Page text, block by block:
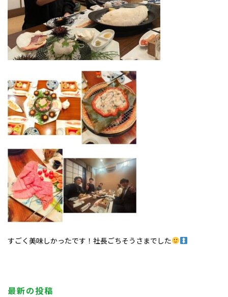
すごく美味しかったです！社長ごちそうさまでした
最新の投稿